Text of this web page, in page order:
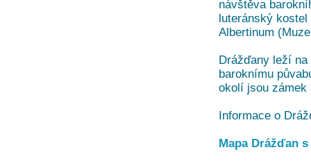
návštěva
luteránský
Albertinum
Drážďany leží
baroknímu
okolí jsou zámek
Informace o
Mapa Drážďan